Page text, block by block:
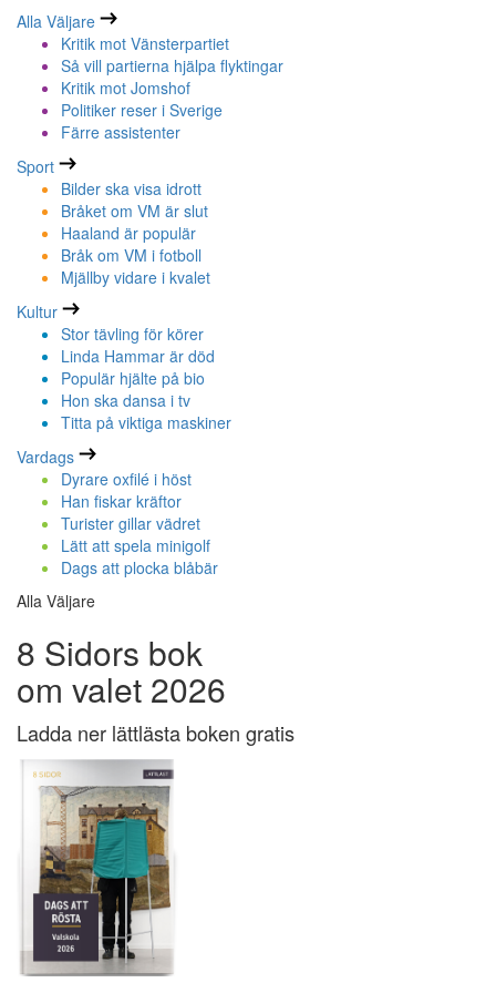
Alla Väljare
Kritik mot Vänsterpartiet
Så vill partierna hjälpa flyktingar
Kritik mot Jomshof
Politiker reser i Sverige
Färre assistenter
Sport
Bilder ska visa idrott
Bråket om VM är slut
Haaland är populär
Bråk om VM i fotboll
Mjällby vidare i kvalet
Kultur
Stor tävling för körer
Linda Hammar är död
Populär hjälte på bio
Hon ska dansa i tv
Titta på viktiga maskiner
Vardags
Dyrare oxfilé i höst
Han fiskar kräftor
Turister gillar vädret
Lätt att spela minigolf
Dags att plocka blåbär
Alla Väljare
8 Sidors bok
om valet 2026
Ladda ner lättlästa boken gratis